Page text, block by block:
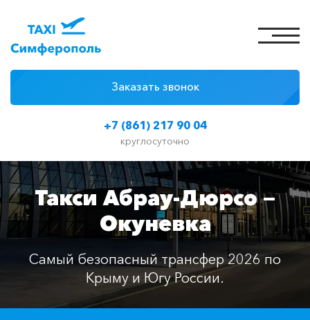
+7 (861) 217 90 04
круглосуточно
Заказать звонок
Цены на такси
Классы автомобилей
Отзывы
Контакты
Такси Абрау-Дюрсо —
Окуневка
Самый безопасный трансфер 2026 по
Крыму и Югу России.